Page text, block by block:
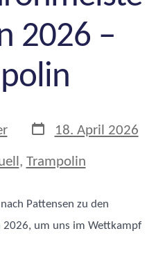
2026 –
18. April 2026
, Trampolin
Pattensen zu den
2026, um uns im Wettkampf